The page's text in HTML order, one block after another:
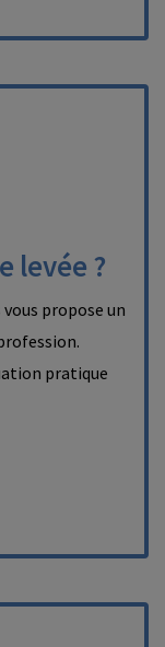
levée ?
vous propose un
pratique